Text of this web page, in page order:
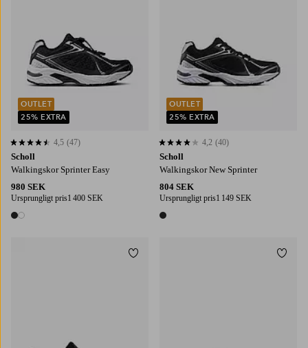
Scholl
Walkingskor Sprinter Easy
980 SEK
Ursprungligt pris1 400 SEK
2 färger
4,5 baserat på 47 st betyg
4,5 (47)
OUTLET
25% EXTRA
Scholl
Walkingskor New Sprinter
804 SEK
Ursprungligt pris1 149 SEK
1 färg
4,2 baserat på 40 st betyg
4,2 (40)
OUTLET
25% EXTRA
Lägg till i favoriter